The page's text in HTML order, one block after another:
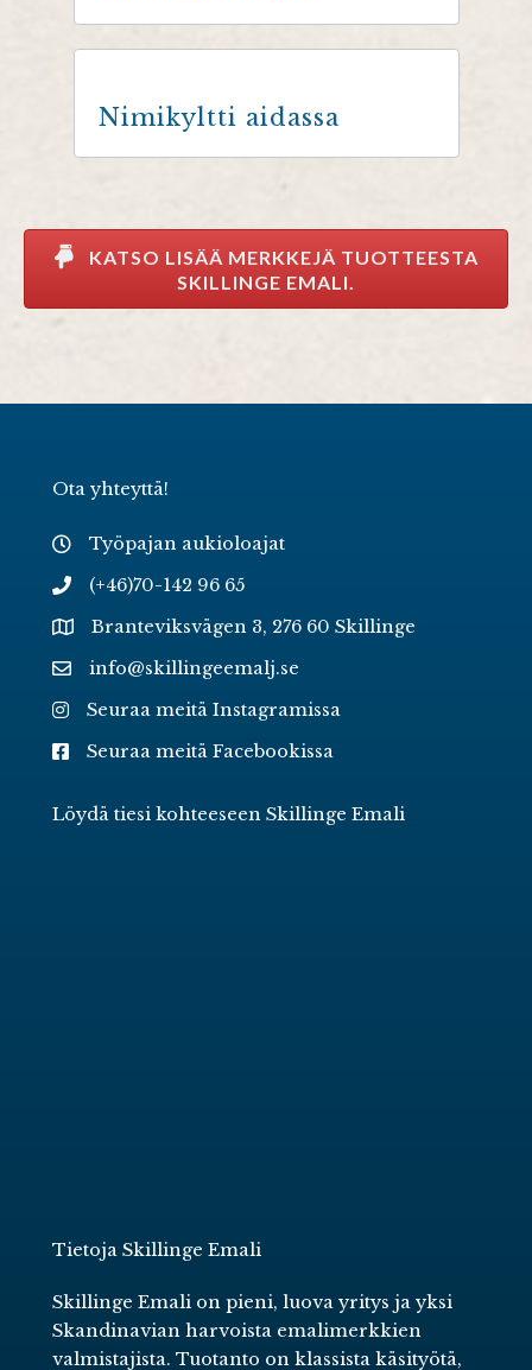
Nimikyltti aidassa
KATSO LISÄÄ MERKKEJÄ TUOTTEESTA
SKILLINGE EMALI.
Ota yhteyttä!
Työpajan aukioloajat
(+46)70-142 96 65
Branteviksvägen 3, 276 60 Skillinge
info@skillingeemalj.se
Seuraa meitä Instagramissa
Seuraa meitä Facebookissa
Löydä tiesi kohteeseen Skillinge Emali
Tietoja Skillinge Emali
Skillinge Emali on pieni, luova yritys ja yksi
Skandinavian harvoista emalimerkkien
valmistajista. Tuotanto on klassista käsityötä,